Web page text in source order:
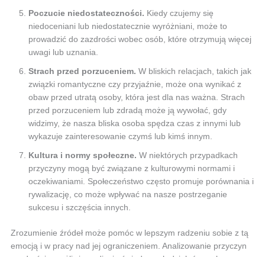
Poczucie niedostateczności. Kiedy czujemy się
niedoceniani lub niedostatecznie wyróżniani, może to
prowadzić do zazdrości wobec osób, które otrzymują więcej
uwagi lub uznania.
Strach przed porzuceniem. W bliskich relacjach, takich jak
związki romantyczne czy przyjaźnie, może ona wynikać z
obaw przed utratą osoby, która jest dla nas ważna. Strach
przed porzuceniem lub zdradą może ją wywołać, gdy
widzimy, że nasza bliska osoba spędza czas z innymi lub
wykazuje zainteresowanie czymś lub kimś innym.
Kultura i normy społeczne. W niektórych przypadkach
przyczyny mogą być związane z kulturowymi normami i
oczekiwaniami. Społeczeństwo często promuje porównania i
rywalizację, co może wpływać na nasze postrzeganie
sukcesu i szczęścia innych.
Zrozumienie źródeł może pomóc w lepszym radzeniu sobie z tą
emocją i w pracy nad jej ograniczeniem. Analizowanie przyczyn